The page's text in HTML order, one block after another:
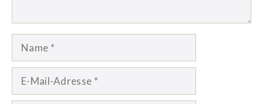
Name